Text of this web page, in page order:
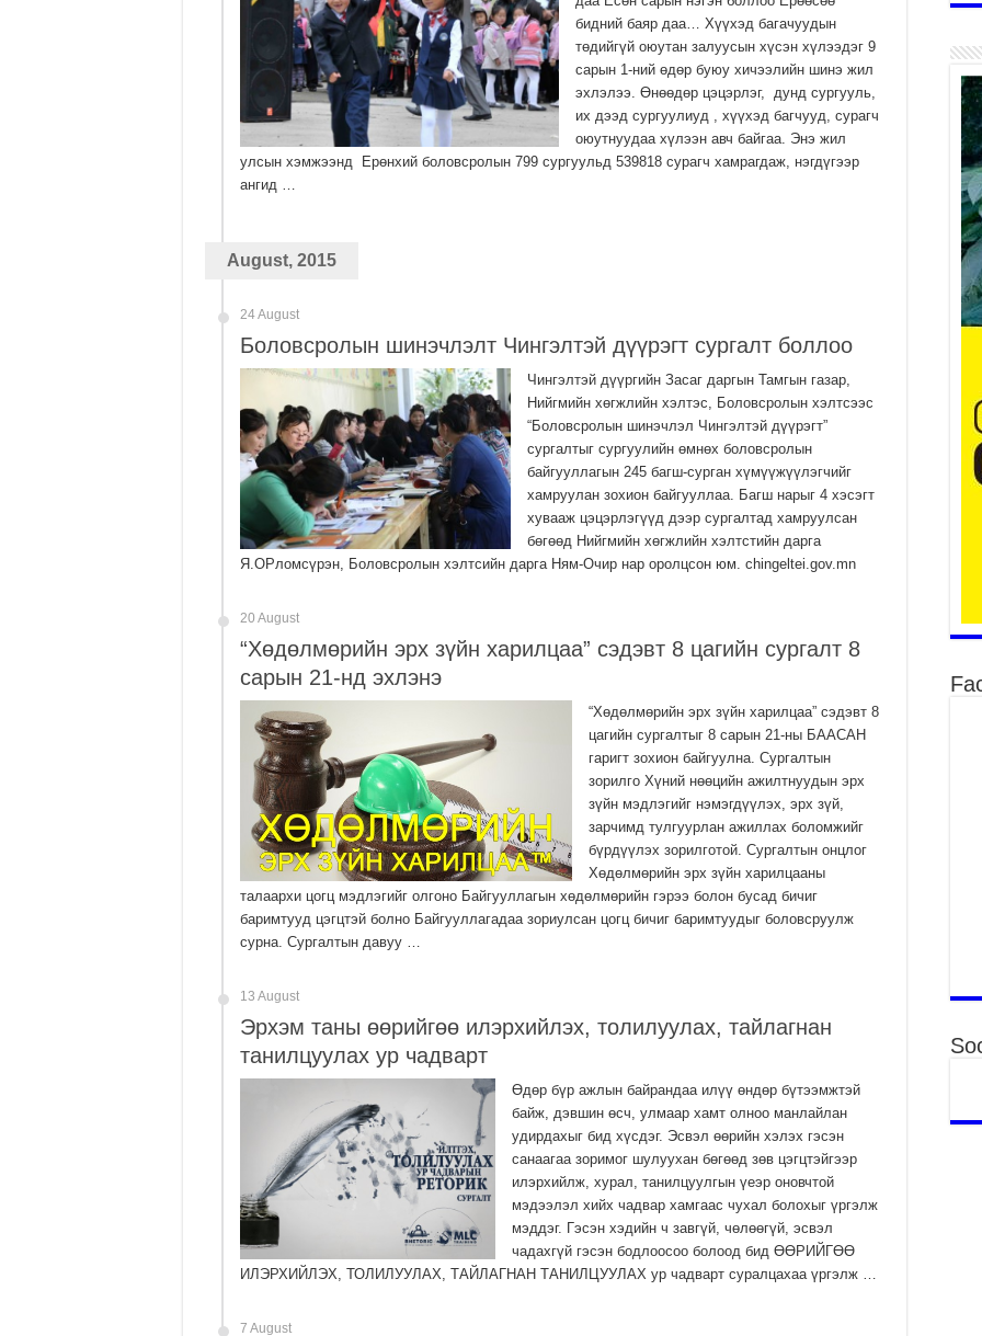
бидний баяр даа… Хүүхэд багачуудын
төдийгүй оюутан залуусын хүсэн хүлээдэг 9
сарын 1-ний өдөр буюу хичээлийн шинэ жил
эхлэлээ. Өнөөдөр цэцэрлэг, дунд сургууль,
их дээд сургуулиуд , хүүхэд багчууд, сурагч
оюутнуудаа хүлээн авч байгаа. Энэ жил
улсын хэмжээнд Ерөнхий боловсролын 799 сургуульд 539818 сурагч хамрагдаж, нэгдүгээр
ангид …
August, 2015
24 August
Боловсролын шинэчлэлт Чингэлтэй дүүрэгт сургалт боллоо
Чингэлтэй дүүргийн Засаг даргын Тамгын газар,
Нийгмийн хөгжлийн хэлтэс, Боловсролын хэлтсээс
“Боловсролын шинэчлэл Чингэлтэй дүүрэгт”
сургалтыг сургуулийн өмнөх боловсролын
байгууллагын 245 багш-сурган хүмүүжүүлэгчийг
хамруулан зохион байгууллаа. Багш нарыг 4 хэсэгт
хувааж цэцэрлэгүүд дээр сургалтад хамруулсан
бөгөөд Нийгмийн хөгжлийн хэлтстийн дарга
Я.ОРломсүрэн, Боловсролын хэлтсийн дарга Ням-Очир нар оролцсон юм. chingeltei.gov.mn
20 August
“Хөдөлмөрийн эрх зүйн харилцаа” сэдэвт 8 цагийн сургалт 8
сарын 21-нд эхлэнэ
“Хөдөлмөрийн эрх зүйн харилцаа” сэдэвт 8
цагийн сургалтыг 8 сарын 21-ны БААСАН
гаригт зохион байгуулна. Сургалтын
зорилго Хүний нөөцийн ажилтнуудын эрх
зүйн мэдлэгийг нэмэгдүүлэх, эрх зүй,
зарчимд тулгуурлан ажиллах боломжийг
бүрдүүлэх зорилготой. Сургалтын онцлог
Хөдөлмөрийн эрх зүйн харилцааны
талаархи цогц мэдлэгийг олгоно Байгууллагын хөдөлмөрийн гэрээ болон бусад бичиг
баримтууд цэгцтэй болно Байгууллагадаа зориулсан цогц бичиг баримтуудыг боловсруулж
сурна. Сургалтын давуу …
13 August
Эрхэм таны өөрийгөө илэрхийлэх, толилуулах, тайлагнан
танилцуулах ур чадварт
Өдөр бүр ажлын байрандаа илүү өндөр бүтээмжтэй
байж, дэвшин өсч, улмаар хамт олноо манлайлан
удирдахыг бид хүсдэг. Эсвэл өөрийн хэлэх гэсэн
санаагаа зоримог шулуухан бөгөөд зөв цэгцтэйгээр
илэрхийлж, хурал, танилцуулгын үеэр оновчтой
мэдээлэл хийх чадвар хамгаас чухал болохыг үргэлж
мэддэг. Гэсэн хэдийн ч завгүй, чөлөөгүй, эсвэл
чадахгүй гэсэн бодлоосоо болоод бид ӨӨРИЙГӨӨ
ИЛЭРХИЙЛЭХ, ТОЛИЛУУЛАХ, ТАЙЛАГНАН ТАНИЛЦУУЛАХ ур чадварт суралцахаа үргэлж …
7 August